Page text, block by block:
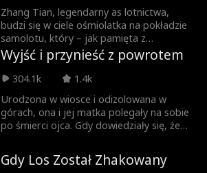
się do winy na żywo, a imperium Adriana
upada. Gdy były mąż błaga o wybaczenie,
Evelyn z uśmiechem odchodzi u boku
nowej miłości. Już wie, że na niektóre
uczucia nie warto czekać.
Zhang Tian, legendarny as lotnictwa,
budzi się w ciele ośmiolatka na pokładzie
samolotu, który – jak pamięta z
poprzedniego życia – zaraz ulegnie
katastrofie. Dziewięć kilometrów nad
ziemią wybucha pożar, kadłub pęka, a
Wszyscy są o krok od śmierci. Mały
chłopiec musi dokonać niemożliwego:
przejąć stery, by uratować ojca, który
ciałem, oraz ocalić setki pasażerów.
Przeciwko niemu są wszyscy: nieufny tłum,
Wyjść i przynieść z powrotem
304.1k
1.4k
Urodzona w wiosce i odizolowana w
górach, ona i jej matka polegały na sobie
po śmierci ojca. Gdy dowiedziały się, że
konkursie fizycznym, zaczęły marzyć o
świetlanej przyszłości. Jednak rodzina jej
Gdy Los Został Zhakowany